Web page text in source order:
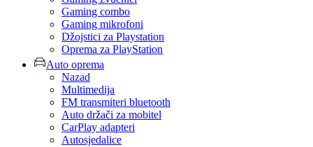
Gaming combo
Gaming mikrofoni
Džojstici za Playstation
Oprema za PlayStation
Auto oprema
Nazad
Multimedija
FM transmiteri bluetooth
Auto držači za mobitel
CarPlay adapteri
Autosjedalice